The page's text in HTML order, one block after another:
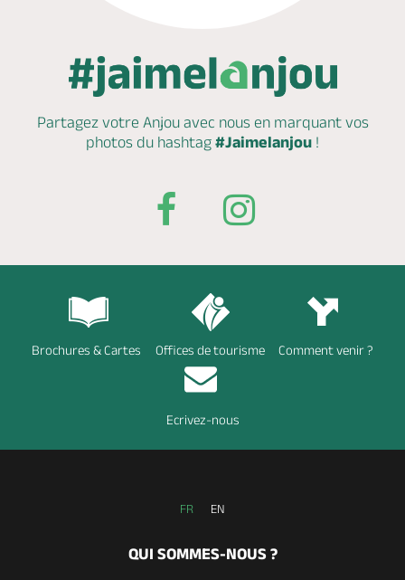
Partagez votre Anjou avec nous en marquantvos
photos du hashtag #Jaimelanjou !
Brochures & Cartes Offices de tourisme Comment venir ?
Ecrivez-nous
FR EN
QUI SOMMES-NOUS ?